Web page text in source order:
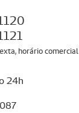
horário comercial
24h